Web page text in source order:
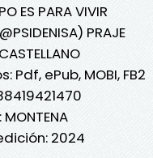
ES PARA VIVIR
PRAJE
Pdf, ePub, MOBI, FB2
2024